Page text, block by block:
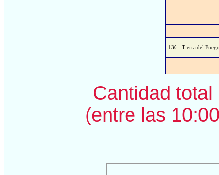
130 - Tierra del
Cantidad
(entre las